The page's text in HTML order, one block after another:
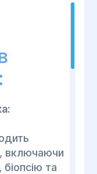
включаючи
та